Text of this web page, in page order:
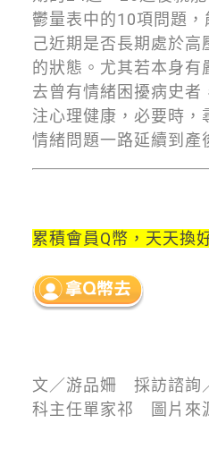
鬱量表中的10項問題
己近期是否長期處於高
的狀態。尤其若本身有
去曾有情緒困擾病史者
注心理健康，必要時，
情緒問題一路延續到產
累積會員Q幣， 天天換
文／游品姍 採訪諮詢
科主任單家祁 圖片